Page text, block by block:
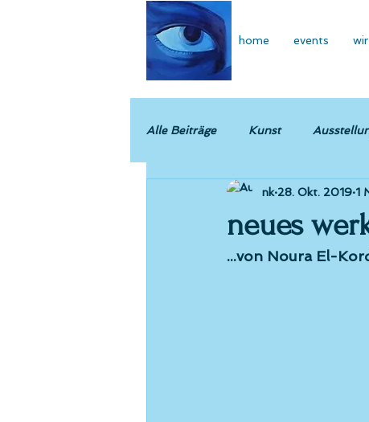
home events wir
Alle Beiträge Kunst
neues
nk 28. Okt. 2019 1
...von Noura El-